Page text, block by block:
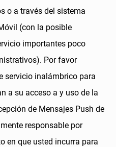
o a través del sistema
(con la posible
importantes poco
Por favor
servicio inalámbrico para
a su acceso a y uso de la
de Mensajes Push de
responsable por
en que usted incurra para